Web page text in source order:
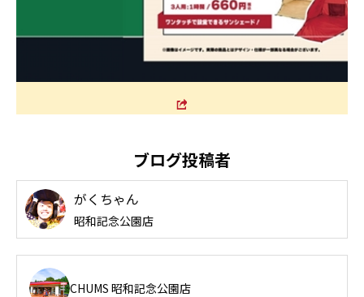
ブログ投稿者
がくちゃん
昭和記念公園店
CHUMS 昭和記念公園店